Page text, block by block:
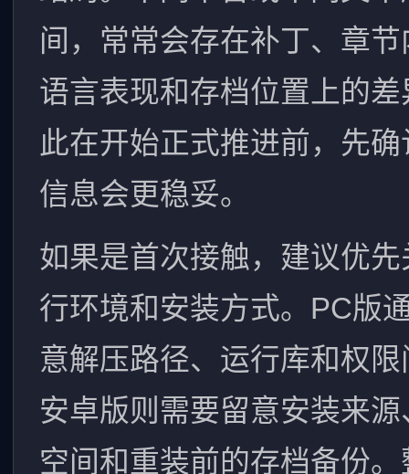
间，常常会存在补丁、章
语言表现和存档位置上的
此在开始正式推进前，先
信息会更稳妥。
如果是首次接触，建议优
行环境和安装方式。PC版
意解压路径、运行库和权
安卓版则需要留意安装来
空间和重装前的存档备份